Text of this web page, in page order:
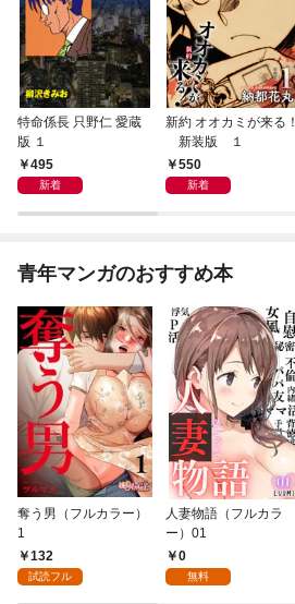
特命係長 只野仁 愛蔵
版 １
495
新着
新約 オオカミが来る！
新装版 １
550
新着
青年マンガのおすすめ本
奪う男（フルカラー）
1
132
試読フル
人妻物語（フルカラ
ー）01
0
無料